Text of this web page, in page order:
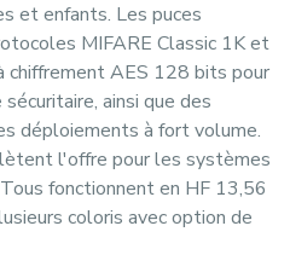
et enfants. Les puces
MIFARE Classic 1K et
chiffrementAES 128 bits pour
ainsi que des
déploiements à fort volume.
l'offre pour les systèmes
fonctionnent en HF 13,56
coloris avec option de